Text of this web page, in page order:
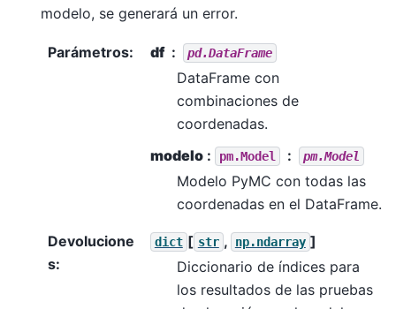
modelo, se generará un error.
Parámetros: df pd.DataFrame
DataFrame con
combinaciones de
coordenadas.
modelo: pm.Model pm.Model
Modelo PyMC con todas las
coordenadas en el DataFrame.
Devolucione
s:
dict [ str , np.ndarray ]
Diccionario de índices para
los resultados de las pruebas